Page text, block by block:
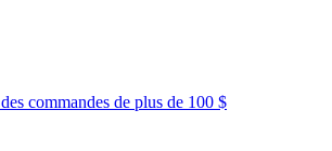
des commandes de plus de 100 $